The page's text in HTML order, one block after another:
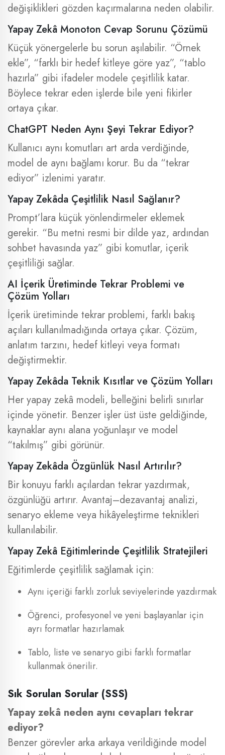
değişiklikleri gözden kaçırmalarına neden olabilir.
Yapay Zekâ Monoton Cevap Sorunu Çözümü
Küçük yönergelerle bu sorun aşılabilir. “Örnek
ekle”, “farklı bir hedef kitleye göre yaz”, “tablo
hazırla” gibi ifadeler modele çeşitlilik katar.
Böylece tekrar eden işlerde bile yeni fikirler
ortaya çıkar.
ChatGPT Neden Aynı Şeyi Tekrar Ediyor?
Kullanıcı aynı komutları art arda verdiğinde,
model de aynı bağlamı korur. Bu da “tekrar
ediyor” izlenimi yaratır.
Yapay Zekâda Çeşitlilik Nasıl Sağlanır?
Prompt’lara küçük yönlendirmeler eklemek
gerekir. “Bu metni resmi bir dilde yaz, ardından
sohbet havasında yaz” gibi komutlar, içerik
çeşitliliği sağlar.
AI İçerik Üretiminde Tekrar Problemi ve
Çözüm Yolları
İçerik üretiminde tekrar problemi, farklı bakış
açıları kullanılmadığında ortaya çıkar. Çözüm,
anlatım tarzını, hedef kitleyi veya formatı
değiştirmektir.
Yapay Zekâda Teknik Kısıtlar ve Çözüm Yolları
Her yapay zekâ modeli, belleğini belirli sınırlar
içinde yönetir. Benzer işler üst üste geldiğinde,
kaynaklar aynı alana yoğunlaşır ve model
“takılmış” gibi görünür.
Yapay Zekâda Özgünlük Nasıl Artırılır?
Bir konuyu farklı açılardan tekrar yazdırmak,
özgünlüğü artırır. Avantaj–dezavantaj analizi,
senaryo ekleme veya hikâyeleştirme teknikleri
kullanılabilir.
Yapay Zekâ Eğitimlerinde Çeşitlilik Stratejileri
Eğitimlerde çeşitlilik sağlamak için:
Aynı içeriği farklı zorluk seviyelerinde yazdırmak
Öğrenci, profesyonel ve yeni başlayanlar için
ayrı formatlar hazırlamak
Tablo, liste ve senaryo gibi farklı formatlar
kullanmak önerilir.
Sık Sorulan Sorular (SSS)
Yapay zekâ neden aynı cevapları tekrar
ediyor?
Benzer görevler arka arkaya verildiğinde model